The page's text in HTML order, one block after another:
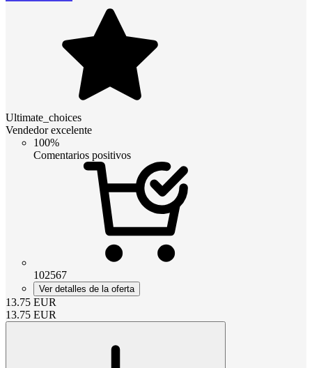
Ultimate_choices
Vendedor excelente
100%
Comentarios positivos
102567
Ver detalles de la oferta
13.75 EUR
13.75 EUR